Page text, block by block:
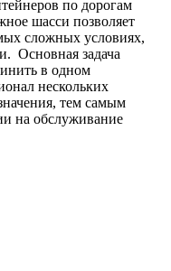
по дорогам
шасси позволяет
сложных условиях,
Основная задача
в одном
нескольких
тем самым
на обслуживание